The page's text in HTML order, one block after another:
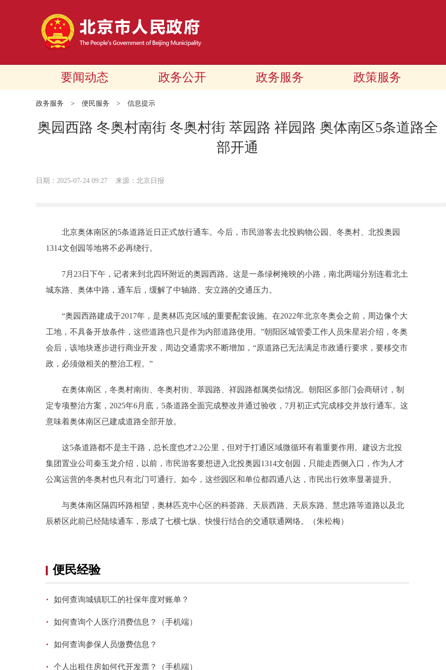
要闻动态 政务公开 政务服务 政策服务
政务服务 > 便民服务 > 信息提示
奥园西路 冬奥村南街 冬奥村街 萃园路 祥园路 奥体南区5条道路全
部开通
日期：2025-07-24 09:27 来源：北京日报
北京奥体南区的5条道路近日正式放行通车。今后，市民游客去北投购物公园、冬奥村、北投奥园
1314文创园等地将不必再绕行。
7月23日下午，记者来到北四环附近的奥园西路。这是一条绿树掩映的小路，南北两端分别连着北土
城东路、奥体中路，通车后，缓解了中轴路、安立路的交通压力。
“奥园西路建成于2017年，是奥林匹克区域的重要配套设施。在2022年北京冬奥会之前，周边像个大
工地，不具备开放条件，这些道路也只是作为内部道路使用。”朝阳区城管委工作人员朱星岩介绍，冬奥
会后，该地块逐步进行商业开发，周边交通需求不断增加，“原道路已无法满足市政通行要求，要移交市
政，必须做相关的整治工程。”
在奥体南区，冬奥村南街、冬奥村街、萃园路、祥园路都属类似情况。朝阳区多部门会商研讨，制
定专项整治方案，2025年6月底，5条道路全面完成整改并通过验收，7月初正式完成移交并放行通车。这
意味着奥体南区已建成道路全部开放。
这5条道路都不是主干路，总长度也才2.2公里，但对于打通区域微循环有着重要作用。建设方北投
集团置业公司秦玉龙介绍，以前，市民游客要想进入北投奥园1314文创园，只能走西侧入口，作为人才
公寓运营的冬奥村也只有北门可通行。如今，这些园区和单位都四通八达，市民出行效率显著提升。
与奥体南区隔四环路相望，奥林匹克中心区的科荟路、天辰西路、天辰东路、慧忠路等道路以及北
辰桥区此前已经陆续通车，形成了七横七纵、快慢行结合的交通联通网络。（朱松梅）
便民经验
· 如何查询城镇职工的社保年度对账单？
· 如何查询个人医疗消费信息？（手机端）
· 如何查询参保人员缴费信息？
· 个人出租住房如何代开发票？（手机端）